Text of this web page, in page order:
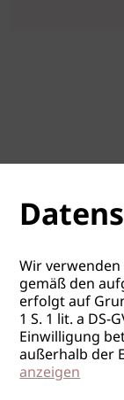
Wir
gemäß den
erfolgt auf
1 S. 1 lit. a DS-
Einwilligung
außerhalb der
anzeigen